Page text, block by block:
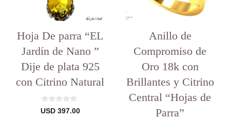
Hoja De parra “EL
Jardín de Nano ”
Dije de plata 925
con Citrino Natural
0
d
USD397.00
Anillo de
Compromiso de
Oro 18k con
Brillantes y Citrino
Central “Hojas de
Parra”
pueden
página
producto